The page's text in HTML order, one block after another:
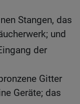
Stangen, das
und
der
Gitter
Geräte; das